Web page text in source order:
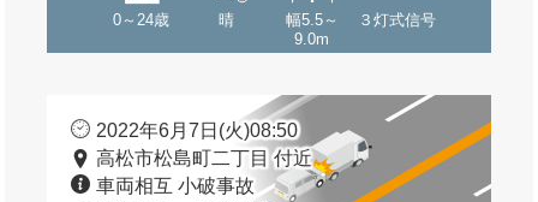
0～24歳 晴
幅5.5～
9.0m
３灯式信号
2022年6月7日(火)08:50
高松市松島町二丁目 付近
車両相互 小破事故